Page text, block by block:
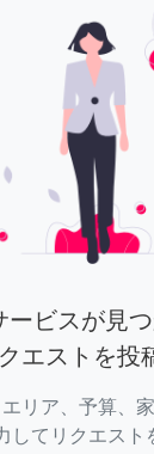
ービスが見
エストを投
リア、予算、
してリクエスト